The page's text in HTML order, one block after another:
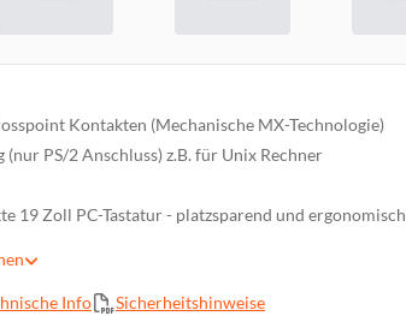
Kontakten (Mechanische MX-Technologie)
PS/2 Anschluss) z.B. für Unix Rechner
19 Zoll PC-Tastatur - platzsparend und ergonomisch
Info Sicherheitshinweise